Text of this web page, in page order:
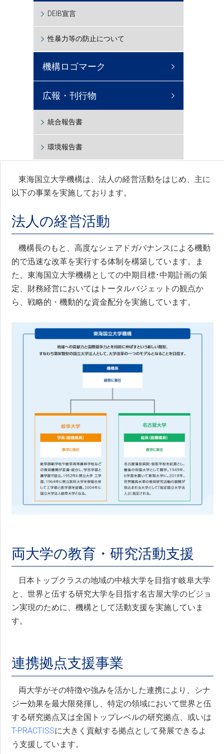
DEIB宣言
性暴力等の防止について
機構ロゴマーク
広報・刊行物
統合報告書
環境報告書
東海国立大学機構は、法人の経営活動をはじめ、主に
以下の事業を実施しております。
法人の経営活動
機構長のもと、高度なシェアドガバナンスによる機動
的で迅速な改革を実行する体制を構築しています。ま
た、東海国立大学機構としての中期目標･中期計画の策
定、財務経営においてはトータルバジェットの観点か
ら、戦略的・機動的な資金配分を実施しています。
両大学の教育・研究活動支援
日本トップクラスの地域の中核大学を目指す岐阜大学
と、世界と伍する研究大学を目指す名古屋大学のビジョ
ン実現のために、機構として活動支援を実施していま
す。
連携拠点支援事業
両大学がその特徴や強みを活かした連携により、シナ
ジー効果を最大限発揮し、特定の領域において世界と伍
する研究拠点又は全国トップレベルの研究拠点、或いは
T-PRACTISSに大きく貢献する拠点として発展できるよ
う支援しています。